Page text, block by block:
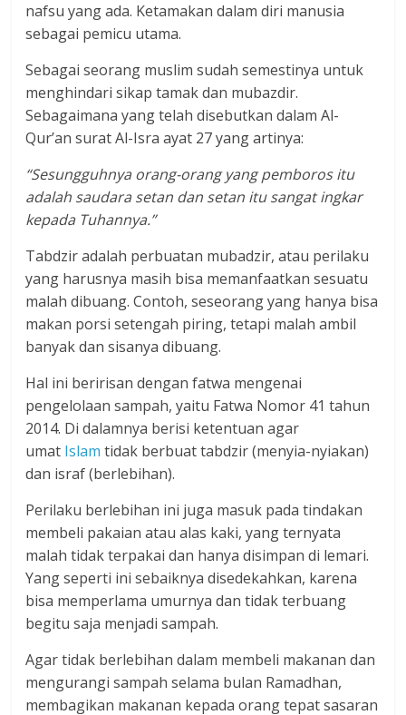
nafsu yang ada. Ketamakan dalam diri manusia
sebagai pemicu utama.
Sebagai seorang muslim sudah semestinya untuk
menghindari sikap tamak dan mubazdir.
Sebagaimana yang telah disebutkan dalam Al-
Qur’an surat Al-Isra ayat 27 yang artinya:
“Sesungguhnya orang-orang yang pemboros itu
adalah saudara setan dan setan itu sangat ingkar
kepada Tuhannya.”
Tabdzir adalah perbuatan mubadzir, atau perilaku
yang harusnya masih bisa memanfaatkan sesuatu
malah dibuang. Contoh, seseorang yang hanya bisa
makan porsi setengah piring, tetapi malah ambil
banyak dan sisanya dibuang.
Hal ini beririsan dengan fatwa mengenai
pengelolaan sampah, yaitu Fatwa Nomor 41 tahun
2014. Di dalamnya berisi ketentuan agar
umat Islamtidak berbuat tabdzir (menyia-nyiakan)
dan israf (berlebihan).
Perilaku berlebihan ini juga masuk pada tindakan
membeli pakaian atau alas kaki, yang ternyata
malah tidak terpakai dan hanya disimpan di lemari.
Yang seperti ini sebaiknya disedekahkan, karena
bisa memperlama umurnya dan tidak terbuang
begitu saja menjadi sampah.
Agar tidak berlebihan dalam membeli makanan dan
mengurangi sampah selama bulan Ramadhan,
membagikan makanan kepada orang tepat sasaran